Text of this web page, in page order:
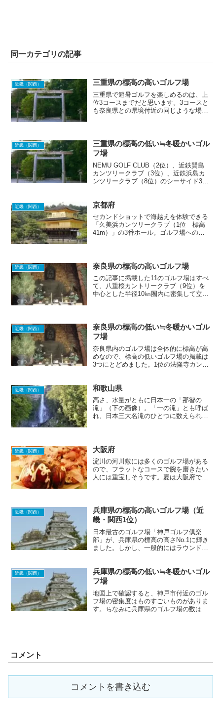
同一カテゴリの記事
近畿（関西） 三重県の標高の高いゴルフ場
三重県で避暑ゴルフを楽しめるのは、上
位3コースまでだと思います。3コースと
も奈良県との県境付近の同じような場所
近畿（関西）
三重県の標高の低い≒冬暖かいゴル
フ場
NEMU GOLF CLUB（2位）、近鉄賢島
カンツリークラブ（3位）、近鉄浜島カ
ンツリークラブ（8位）のシーサイド3コ
い。⇒ 海越えホール！シーサイドリゾー
トで泊ま...
近畿（関西） 京都府
セカンドショットで海越えを体験できる
「久美浜カンツリークラブ（1位 標高
41m）」の3番ホール。ゴルフ場へのア
標高602m）」で決ま...
近畿（関西） 奈良県の標高の高いゴルフ場
この記事に掲載した11のゴルフ場はすべ
て、八重桜カントリークラブ（9位）を
中心とした半径10㎞圏内に密集して立地
近畿（関西）
奈良県の標高の低い≒冬暖かいゴル
フ場
奈良県内のゴルフ場は全体的に標高が高
めなので、標高の低いゴルフ場の掲載は
3つにとどめました。1位の法隆寺カント
てオススメです。
近畿（関西） 和歌山県
高さ、水量がともに日本一の「那智の
滝」（下の画像）。「一の滝」とも呼ば
れ、日本三大名滝のひとつに数えられて
近畿（関西） 大阪府
淀川の河川敷には多くのゴルフ場がある
ので、フラットなコースで腕を磨きたい
人には重宝しそうです。夏は大阪府で唯
輪」と評される、名門シー...
近畿（関西）
兵庫県の標高の高いゴルフ場（近
畿・関西1位）
日本最古のゴルフ場「神戸ゴルフ倶楽
部」が、兵庫県の標高の高さNo.1に輝き
ました。しかし、一般的にはラウンドで
すことになりそうです。近畿（関西）の
標高の高い涼しいゴルフ...
近畿（関西）
兵庫県の標高の低い≒冬暖かいゴル
フ場
地図上で確認すると、神戸市付近のゴル
フ場の密集度はものすごいものがありま
す。ちなみに兵庫県のゴルフ場の数は全
コメント
コメントを書き込む